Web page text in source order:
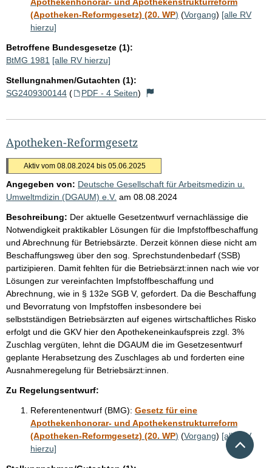
(Apotheken-Reformgesetz) (20. WP) (Vorgang) [alle RV
hierzu]
Betroffene Bundesgesetze (1):
BtMG 1981 [alle RV hierzu]
Stellungnahmen/Gutachten (1):
SG2409300144 ( PDF - 4 Seiten)
Apotheken-Reformgesetz
Aktiv vom 08.08.2024 bis 05.06.2025
Angegeben von: Deutsche Gesellschaft für Arbeitsmedizin u.
Umweltmdizin (DGAUM) e.V. am 08.08.2024
Beschreibung: Der aktuelle Gesetzentwurf vernachlässige die
Notwendigkeit praktikabler Lösungen für die Impfstoffbeschaffung
und Abrechnung für Betriebsärzte. Derzeit können diese nicht am
Beschaffungsweg über den sog. Sprechstundenbedarf (SSB)
partizipieren. Damit fehlten für die Betriebsärzt:innen nach wie vor
Lösungen zur vereinfachten Impfstoffbeschaffung und
Abrechnung, wie in § 132e SGB V, gefordert. Da die Beschaffung
und Bevorratung von Impfstoffen insbesondere bei
selbstständigen Betriebsärzten auf eigenes wirtschaftliches Risko
erfolgt und die GKV hier den Apothekeneinkaufspreis zzgl. 3%
Zuschlag vergüten, lehnt die DGAUM die im Gesetzesentwurf
geplante Herabsetzung des Zuschlages ab und forderten eine
Ausnahmeregelung für Betriebsärzt:innen.
Zu Regelungsentwurf:
Referentenentwurf (BMG): Gesetz für eine
Apothekenhonorar- und Apothekenstrukturreform
(Apotheken-Reformgesetz) (20. WP) (Vorgang) [alle RV
hierzu]